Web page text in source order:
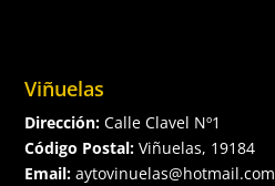
Viñuelas
Dirección: Calle Clavel Nº1
Código Postal: Viñuelas, 19184
Email: aytovinuelas@hotmail.com